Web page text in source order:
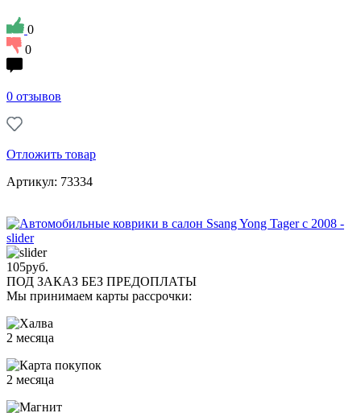
0
0
0 отзывов
Отложить товар
Артикул: 73334
105руб.
ПОД ЗАКАЗ БЕЗ ПРЕДОПЛАТЫ
Мы принимаем карты рассрочки:
2 месяца
2 месяца